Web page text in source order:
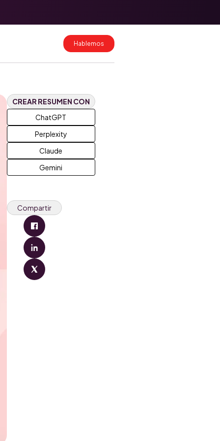
datos a
HubSpot: cómo
hacerlo sin
perder
Colombia y
México 2026
Hablemos
CREAR RESUMEN CON
ChatGPT
Perplexity
Claude
Gemini
Compartir